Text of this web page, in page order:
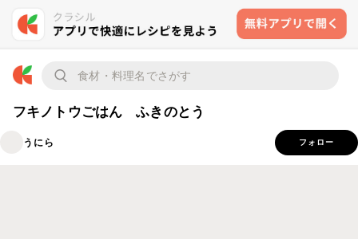
フキノトウごはん ふきのとう
うにら フォロー